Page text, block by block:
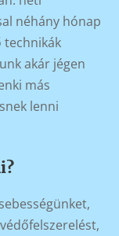
néhány hónap
technikák
akár jégen
más
lenni